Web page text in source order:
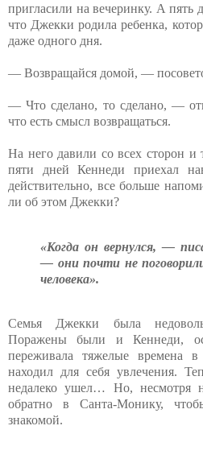
пригласили на вечеринку. А пять
что Джекки родила ребенка,
даже одного дня.
— Возвращайся домой, —
— Что сделано, то сделано, —
что есть смысл возвращаться.
На него давили со всех сторон
пяти дней Кеннеди приехал
действительно, все больше
ли об этом Джекки?
«Когда он вернулся, —
— они почти не
человека».
Семья Джекки была
Поражены были и Кеннеди,
переживала тяжелые времена
находил для себя увлечения.
недалеко ушел… Но, несмотря
обратно в Санта-Монику,
знакомой.